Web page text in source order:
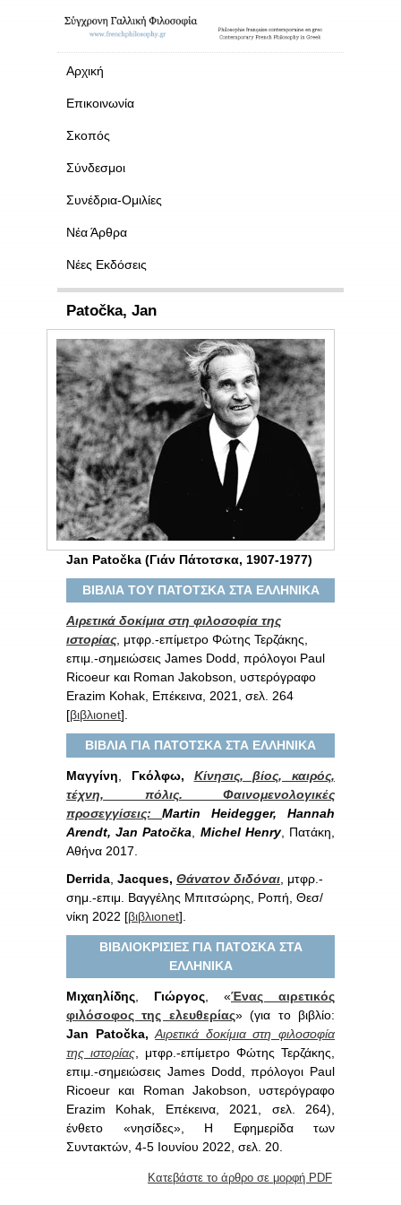
Αρχική
Επικοινωνία
Σκοπός
Σύνδεσμοι
Συνέδρια-Ομιλίες
Νέα Άρθρα
Νέες Εκδόσεις
Patočka, Jan
Jan Patočka (Γιάν Πάτοτσκα, 1907-1977)
ΒΙΒΛΙΑ ΤΟΥ ΠΑΤΟΤΣΚΑ ΣΤΑ ΕΛΛΗΝΙΚΑ
Αιρετικά δοκίμια στη φιλοσοφία της
ιστορίας , μτφρ.-επίμετρο Φώτης Τερζάκης,
επιμ.-σημειώσεις James Dodd, πρόλογοι Paul
Ricoeur και Roman Jakobson, υστερόγραφο
Erazim Kohak, Επέκεινα, 2021, σελ. 264
[βιβλιοnet].
ΒΙΒΛΙΑ ΓΙΑ ΠΑΤΟΤΣΚΑ ΣΤΑ ΕΛΛΗΝΙΚΑ
Μαγγίνη Γκόλφω, Κίνησις, βίος, καιρός,
τέχνη, πόλις. Φαινομενολογικές
προσεγγίσεις: Martin Heidegger, Hannah
Arendt,Jan Patočka Michel Henry, Πατάκη,
Αθήνα 2017.
Derrida Jacques, Θάνατον διδόναι , μτφρ.-
σημ.-επιμ. Βαγγέλης Μπιτσώρης, Ροπή, Θεσ/
νίκη 2022 [βιβλιοnet].
ΒΙΒΛΙΟΚΡΙΣΙΕΣ ΓΙΑ ΠΑΤΟΣΚΑ ΣΤΑ
ΕΛΛΗΝΙΚΑ
Μιχαηλίδης Γιώργος , «Ένας αιρετικός
φιλόσοφος της ελευθερίας» (για το βιβλίο:
Jan Patočka,Αιρετικά δοκίμια στη φιλοσοφία
της ιστορίας , μτφρ.-επίμετρο Φώτης Τερζάκης,
επιμ.-σημειώσεις James Dodd, πρόλογοι Paul
Ricoeur και Roman Jakobson, υστερόγραφο
Erazim Kohak, Επέκεινα, 2021, σελ. 264),
ένθετο «νησίδες», Η Εφημερίδα των
Συντακτών, 4-5 Ιουνίου 2022, σελ. 20.
Κατεβάστε το άρθρο σε μορφή PDF